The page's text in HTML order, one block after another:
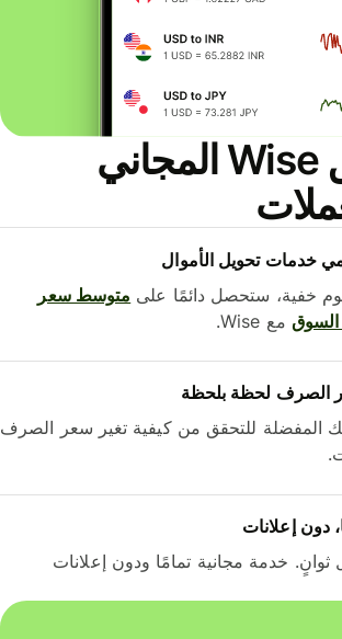
نزّل تطبيق Wise المجاني
خدمات تحويل الأموال
خفية، ستحصل دائمًا علىمتوسط ​​سعر
مع Wise.
الصرف لحظة بلحظة
للتحقق من كيفية تغير سعر الصرف
إعلانات
خدمة مجانية تمامًا ودون إعلانات